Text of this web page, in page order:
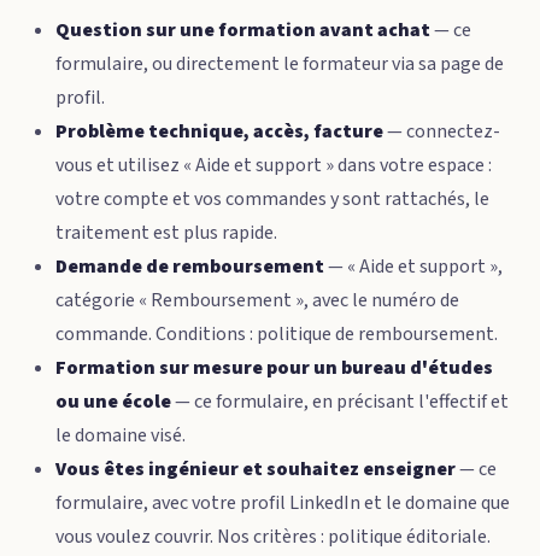
Question sur une formation avant achat— ce
formulaire, ou directement le formateur via sa page de
profil.
Problème technique, accès, facture— connectez-
vous et utilisez « Aide et support » dans votre espace :
votre compte et vos commandes y sont rattachés, le
traitement est plus rapide.
Demande de remboursement— « Aide et support »,
catégorie « Remboursement », avec le numéro de
commande. Conditions : politique de remboursement.
Formation sur mesure pour un bureau d'études
ou une école— ce formulaire, en précisant l'effectif et
le domaine visé.
Vous êtes ingénieur et souhaitez enseigner— ce
formulaire, avec votre profil LinkedIn et le domaine que
vous voulez couvrir. Nos critères : politique éditoriale.